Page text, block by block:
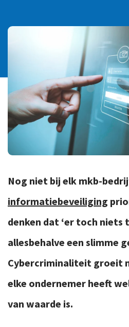
Service & Support
Veilig bestanden delen
Inloggen
Internationaal ondernemen
Personeel en salaris
Privézaken en ambitie
Strategie en bedrijfsinrichting
Nog niet bij elk mkb-
informatiebeveiliging
denken dat ‘er toch niets
allesbehalve een slimme
Cybercriminaliteit groeit
elke ondernemer heeft
van waarde is.